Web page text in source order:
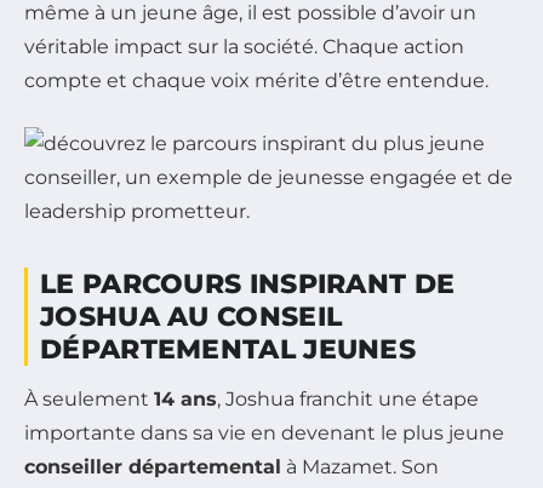
même à un jeune âge, il est possible d’avoir un
véritable impact sur la société. Chaque action
compte et chaque voix mérite d’être entendue.
LE PARCOURS INSPIRANT DE
JOSHUA AU CONSEIL
DÉPARTEMENTAL JEUNES
À seulement 14 ans, Joshua franchit une étape
importante dans sa vie en devenant le plus jeune
conseiller départemental à Mazamet. Son